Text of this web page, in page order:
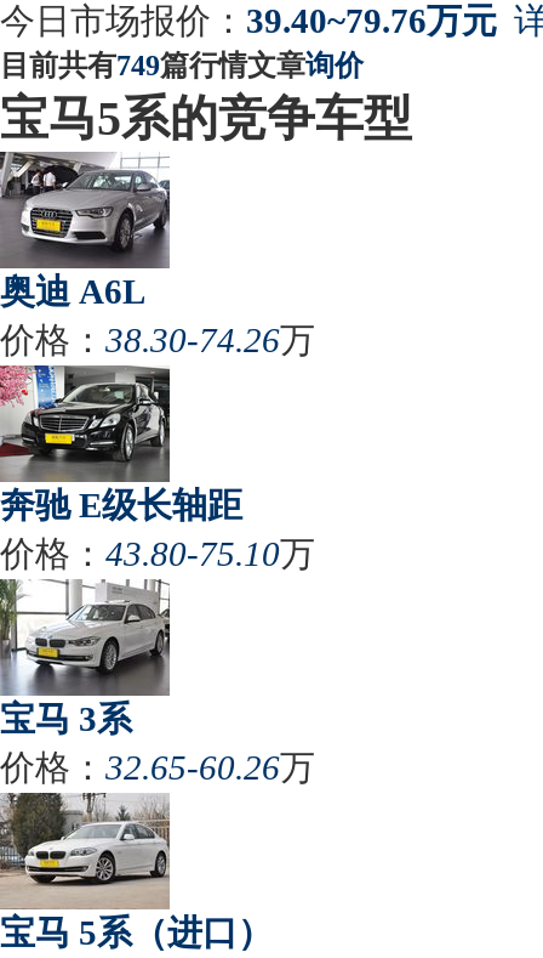
今日市场报价： 39.40~79.76万元
目前共有749篇行情文章询价
宝马5系的竞争车型
奥迪 A6L
价格： 38.30-74.26万
奔驰 E级长轴距
价格： 43.80-75.10万
宝马 3系
价格： 32.65-60.26万
宝马 5系（进口）